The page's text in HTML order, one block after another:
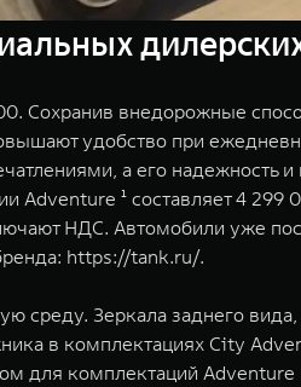
Сохранив внедорожные
удобство при
а его надежность
¹ составляет 4 299
НДС. Автомобили уже
https://tank.ru/.
среду. Зеркала заднего
в комплектациях City
для комплектаций